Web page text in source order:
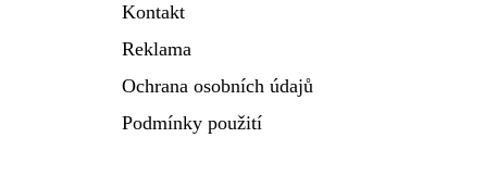
Kontakt
Reklama
Ochrana osobních údajů
Podmínky použití